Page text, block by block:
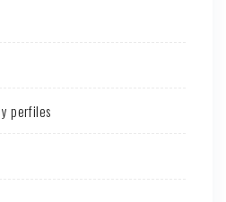
perfiles